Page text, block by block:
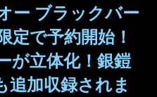
ー ブラックバー
定で予約開始！
が立体化！銀鎧
追加収録されま